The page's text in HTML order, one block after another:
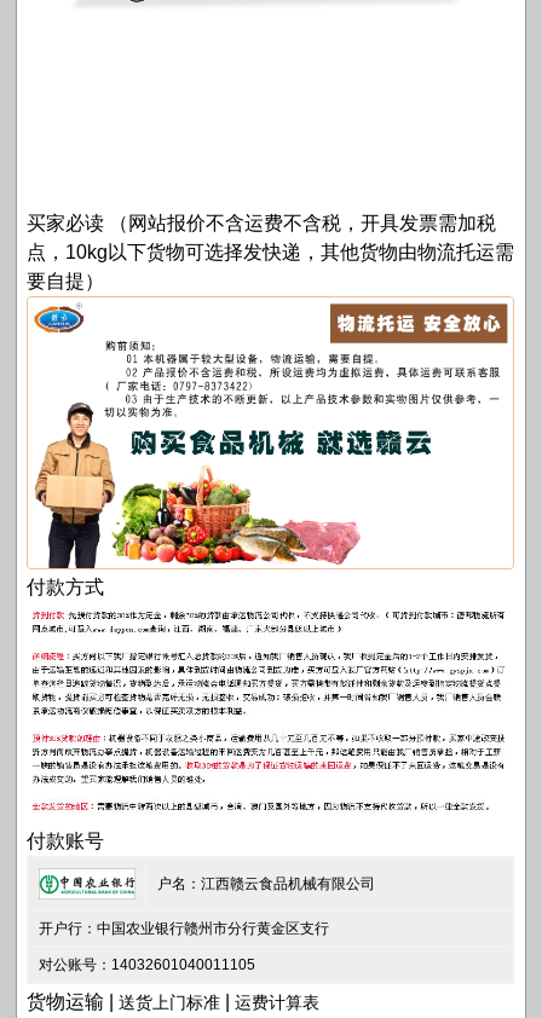
买家必读 （网站报价不含运费不含税，开具发票需加税
点，10kg以下货物可选择发快递，其他货物由物流托运需
要自提）
付款方式
付款账号
户名：江西赣云食品机械有限公司
开户行：中国农业银行赣州市分行黄金区支行
对公账号：14032601040011105
货物运输 |送货上门标准 |运费计算表